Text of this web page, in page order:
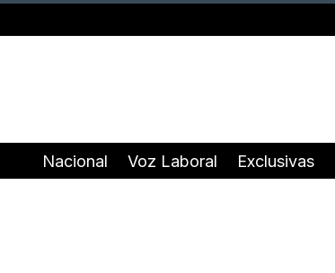
Nacional Voz Laboral Exclusivas